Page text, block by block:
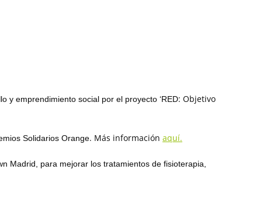
y emprendimiento social por el proyecto ‘RED: Objetivo
Solidarios Orange. Más información aquí.
Madrid, para mejorar los tratamientos de fisioterapia,